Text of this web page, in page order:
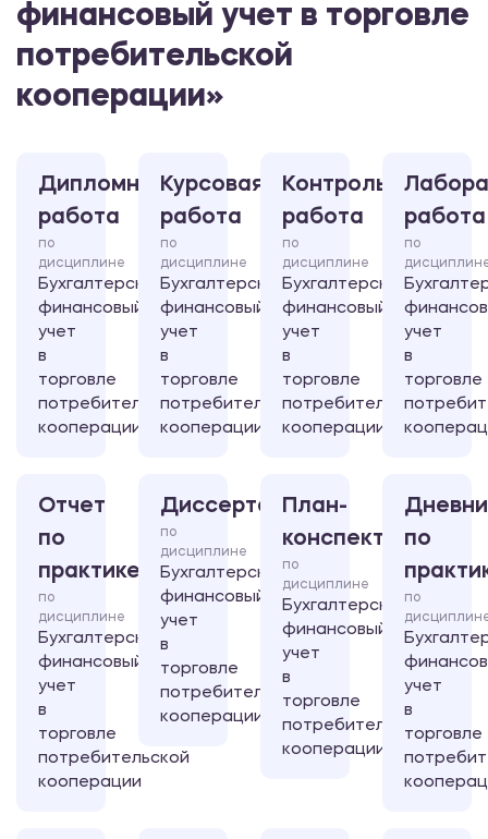
финансовый учет в торговле
потребительской
кооперации»
Дипломная
работа
по
дисциплине
Бухгалтерский
финансовый
учет
в
торговле
потребительской
кооперации
Курсовая
работа
по
дисциплине
Бухгалтерский
финансовый
учет
в
торговле
потребительской
кооперации
Контрольная
работа
по
дисциплине
Бухгалтерский
финансовый
учет
в
торговле
потребительской
кооперации
работа
по
учет
в
торговле
Отчет
по
практике
по
дисциплине
Бухгалтерский
финансовый
учет
в
торговле
потребительской
кооперации
Диссертация
по
дисциплине
Бухгалтерский
финансовый
учет
в
торговле
потребительской
кооперации
План-
конспект
по
дисциплине
Бухгалтерский
финансовый
учет
в
торговле
потребительской
кооперации
по
по
учет
в
торговле